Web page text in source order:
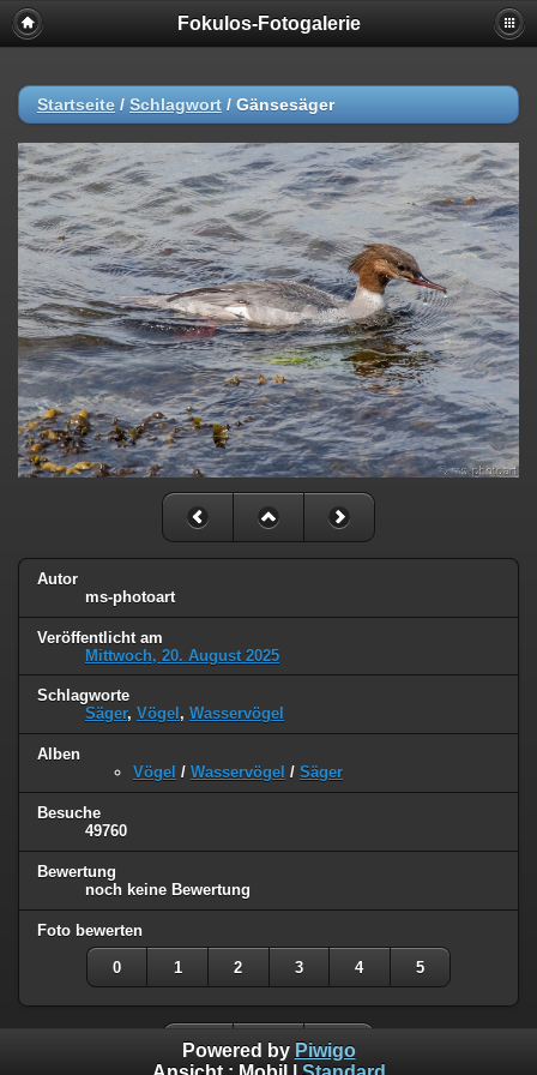
Fokulos-Fotogalerie
Startseite / Schlagwort / Gänsesäger
Autor
ms-photoart
Veröffentlicht am
Mittwoch, 20. August 2025
Schlagworte
Säger, Vögel , Wasservögel
Alben
Vögel / Wasservögel / Säger
Besuche
49760
Bewertung
noch keine Bewertung
Foto bewerten
0 1 2 3 4 5
Powered by Piwigo